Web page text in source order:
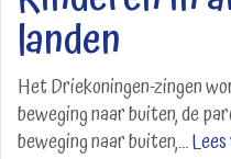
landen
Het Driekoningen-zingen
beweging naar buiten, de
beweging naar buiten,...